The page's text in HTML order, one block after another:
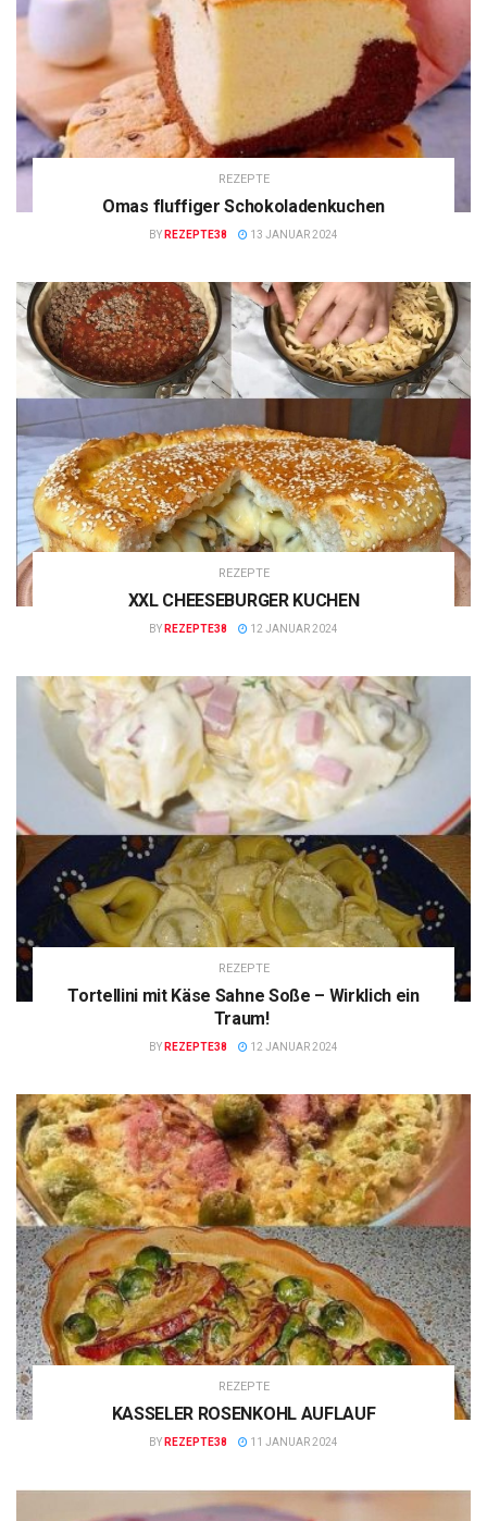
REZEPTE
Omas fluffiger Schokoladenkuchen
BY REZEPTE38 13 JANUAR 2024
REZEPTE
XXL CHEESEBURGER KUCHEN
BY REZEPTE38 12 JANUAR 2024
REZEPTE
Tortellini mit Käse Sahne Soße – Wirklich ein
Traum!
BY REZEPTE38 12 JANUAR 2024
REZEPTE
KASSELER ROSENKOHL AUFLAUF
BY REZEPTE38 11 JANUAR 2024